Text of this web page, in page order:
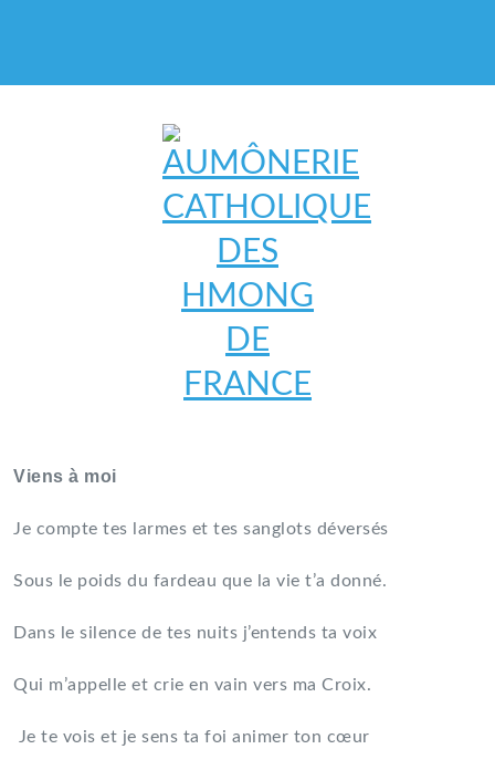
DES HMONG DE FRANCE
Viens à moi
Je compte tes larmes et tes sanglots déversés
Sous le poids du fardeau que la vie t’a donné.
Dans le silence de tes nuits j’entends ta voix
Qui m’appelle et crie en vain vers ma Croix.
Je te vois et je sens ta foi animer ton cœur